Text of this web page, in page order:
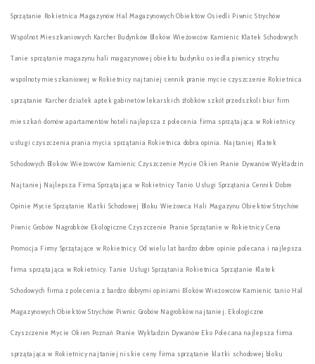
Sprzątanie Rokietnica Magazynów Hal Magazynowych Obiektów Osiedli Piwnic Strychów
Wspólnot Mieszkaniowych Karcher Budynków Bloków Wieżowców Kamienic Klatek Schodowych
Tanie sprzątanie magazynu hali magazynowej obiektu budynku osiedla piwnicy strychu
wspólnoty mieszkaniowej w Rokietnicy najtaniej cennik pranie mycie czyszczenie Rokietnica
sprzątanie Karcher działek aptek gabinetów lekarskich żłobków szkół przedszkoli biur firm
mieszkań domów apartamentów hoteli najlepsza z polecenia firma sprzątająca w Rokietnicy
usługi czyszczenia prania mycia sprzątania Rokietnica dobra opinia. Najtaniej Klatek
Schodowych Bloków Wieżowców Kamienic Czyszczenie Mycie Okien Pranie Dywanów Wykładzin
Najtaniej Najlepsza Firma Sprzątająca w Rokietnicy Tanio Usługi Sprzątania Cennik Dobre
Opinie Mycie Sprzątanie Klatki Schodowej Bloku Wieżowca Hali Magazynu Obiektów Strychów
Piwnic Grobów Nagrobków Ekologiczne Czyszczenie Pranie Sprzątanie w Rokietnicy Cena
Promocja Firmy Sprzątające w Rokietnicy. Od wielu lat bardzo dobre opinie polecana i najlepsza
firma sprzątająca w Rokietnicy. Tanie Usługi Sprzątania Rokietnica Sprzątanie Klatek
Schodowych firma z polecenia z bardzo dobrymi opiniami Bloków Wieżowców Kamienic tanio Hal
Magazynowych Obiektów Strychów Piwnic Grobów Nagrobków najtaniej. Ekologiczne
Czyszczenie Mycie Okien Poznań Pranie Wykładzin Dywanów Eko Polecana najlepsza firma
sprzątająca w Rokietnicy najtaniej niskie ceny firma sprzątanie klatki schodowej bloku